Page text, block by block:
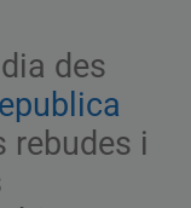
des
rebudes i